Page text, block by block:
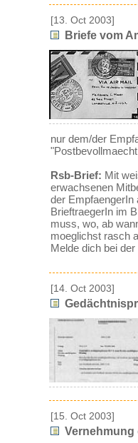
[13. Oct 2003]
Briefe vom
nur dem/der
Rsb-Brief: Mit
erwachsenen
der EmpfaengerIn
BrieftraegerIn im
muss, wo, ab
moeglichst rasch
Melde dich bei
[14. Oct 2003]
[15. Oct 2003]
Vernehmung